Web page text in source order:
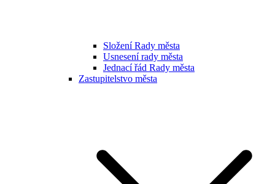
Složení Rady města
Usnesení rady města
Jednací řád Rady města
Zastupitelstvo města